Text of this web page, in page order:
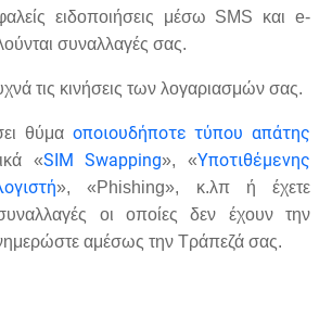
ειδοποιήσεις μέσω SMS και e-
συναλλαγές σας.
τις κινήσεις των λογαριασμών σας.
θύμα οποιουδήποτε τύπου απάτης
«SIM Swapping», «Υποτιθέμενης
», «Phishing», κ.λπ ή έχετε
οι οποίες δεν έχουν την
αμέσως την Τράπεζά σας.